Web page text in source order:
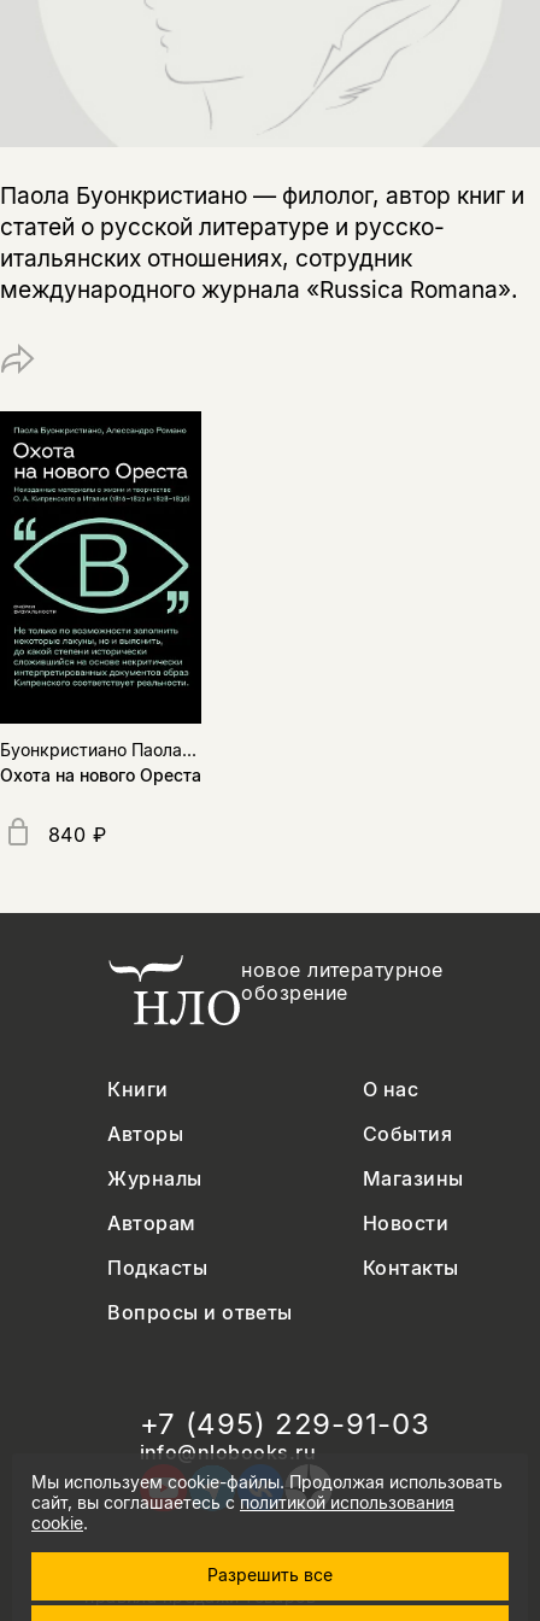
Паола Буонкристиано — филолог, автор книг и
статей о русской литературе и русско-
итальянских отношениях, сотрудник
международного журнала «Russica Romana».
Буонкристиано Паола...
Охота на нового Ореста
840 ₽
новое литературное
обозрение
Книги
О нас
Авторы
События
Журналы
Магазины
Авторам
Новости
Подкасты
Контакты
Вопросы и ответы
+7 (495) 229-91-03
info@nlobooks.ru
© Новое литературное обозрение. 2026
правила продажи товаров
Поделиться
подписаться
Я соглашаюсь с Политикой конфиденциальности
подписаться
не предназначена для
несовершеннолетних
Скажите, пожалуйста,
вам уже исполнилось 18 лет?
да
нет, вернуться назад
Мы используем cookie-файлы. Продолжая использовать
сайт, вы соглашаетесь сполитикой использования
cookie.
Разрешить все